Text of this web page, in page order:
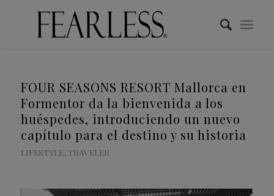
FOUR SEASONS RESORT Mallorca en
Formentor da la bienvenida a los
huéspedes, introduciendo un nuevo
capítulo para el destino y su historia
LIFESTYLE, TRAVELER